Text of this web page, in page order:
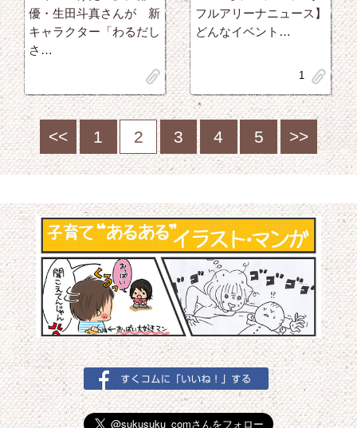
優・生田斗真さんが 新
キャラクター「わるだし
さ…
clip
フルアリーナニュース】
どんなイベント…
clip
1
<< 1 2 3 4 5 >>